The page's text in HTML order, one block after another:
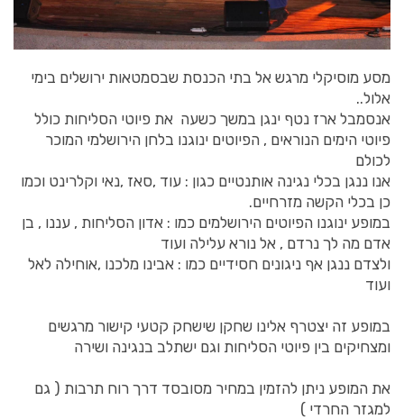
מסע מוסיקלי מרגש אל בתי הכנסת שבסמטאות ירושלים בימי
אלול..
אנסמבל ארז נטף ינגן במשך כשעה את פיוטי הסליחות כולל
פיוטי הימים הנוראים , הפיוטים ינוגנו בלחן הירושלמי המוכר
לכולם
אנו ננגן בכלי נגינה אותנטיים כגון : עוד ,סאז ,נאי וקלרינט וכמו
כן בכלי הקשה מזרחיים.
במופע ינוגנו הפיוטים הירושלמים כמו : אדון הסליחות , עננו , בן
אדם מה לך נרדם , אל נורא עלילה ועוד
ולצדם ננגן אף ניגונים חסידיים כמו : אבינו מלכנו ,אוחילה לאל
ועוד
במופע זה יצטרף אלינו שחקן שישחק קטעי קישור מרגשים
ומצחיקים בין פיוטי הסליחות וגם ישתלב בנגינה ושירה
את המופע ניתן להזמין במחיר מסובסד דרך רוח תרבות ( גם
למגזר החרדי )